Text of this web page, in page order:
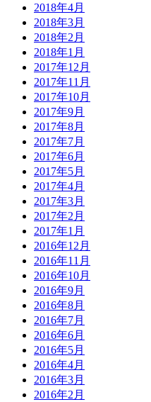
2018年4月
2018年3月
2018年2月
2018年1月
2017年12月
2017年11月
2017年10月
2017年9月
2017年8月
2017年7月
2017年6月
2017年5月
2017年4月
2017年3月
2017年2月
2017年1月
2016年12月
2016年11月
2016年10月
2016年9月
2016年8月
2016年7月
2016年6月
2016年5月
2016年4月
2016年3月
2016年2月